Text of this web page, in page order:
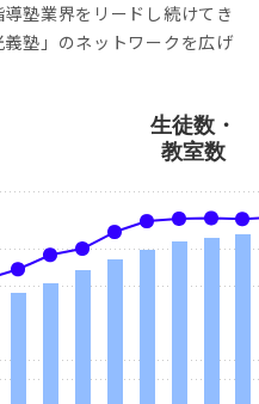
塾業界をリードし続けてき
塾」のネットワークを広げ
生徒数・
教室数